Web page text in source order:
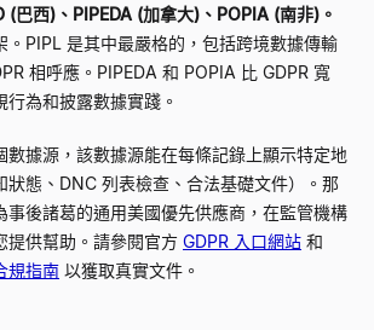
(巴西)、PIPEDA (加拿大)、POPIA (南非)。
。PIPL 是其中最嚴格的，包括跨境數據傳輸
相呼應。PIPEDA 和 POPIA 比 GDPR 寬
為和披露數據實踐。
數據源，該數據源能在每條記錄上顯示特定地
狀態、DNC 列表檢查、合法基礎文件）。那
事後諸葛的通用美國優先供應商，在監管機構
提供幫助。請參閱官方 GDPR 入口網站 和
規指南 以獲取真實文件。